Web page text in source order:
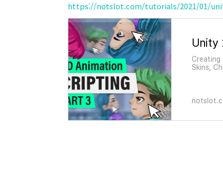
https://notslot.com/tutorials/2021/01/
Creating
Skins,